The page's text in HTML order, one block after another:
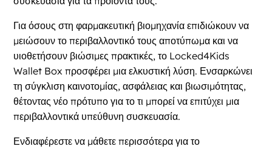
Για όσους στη φαρμακευτική βιομηχανία επιδιώκουν να
μειώσουν το περιβαλλοντικό τους αποτύπωμα και να
υιοθετήσουν βιώσιμες πρακτικές, το Locked4Kids
Wallet Box προσφέρει μια ελκυστική λύση. Ενσαρκώνει
τη σύγκλιση καινοτομίας, ασφάλειας και βιωσιμότητας,
θέτοντας νέο πρότυπο για το τι μπορεί να επιτύχει μια
περιβαλλοντικά υπεύθυνη συσκευασία.
Ενδιαφέρεστε να μάθετε περισσότερα για το